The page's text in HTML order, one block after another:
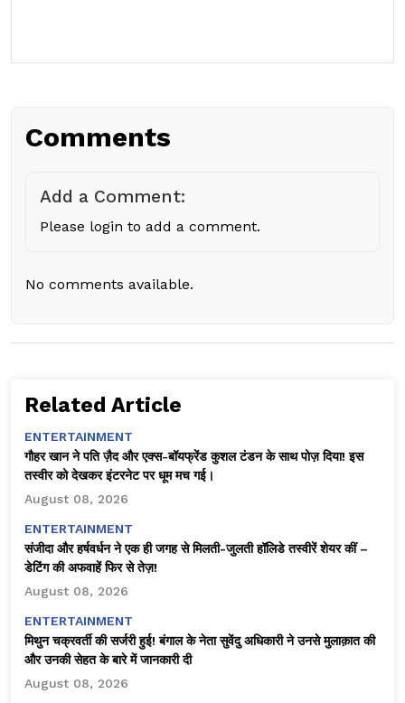
Comments
Add a Comment:
Please login to add a comment.
No comments available.
Related Article
ENTERTAINMENT
गौहर खान ने पति ज़ैद और एक्स-बॉयफ्रेंड कुशल टंडन के साथ पोज़ दिया! इस
तस्वीर को देखकर इंटरनेट पर धूम मच गई।
August 08, 2026
ENTERTAINMENT
संजीदा और हर्षवर्धन ने एक ही जगह से मिलती-जुलती हॉलिडे तस्वीरें शेयर कीं –
डेटिंग की अफवाहें फिर से तेज़!
August 08, 2026
ENTERTAINMENT
मिथुन चक्रवर्ती की सर्जरी हुई! बंगाल के नेता सुवेंदु अधिकारी ने उनसे मुलाक़ात की
और उनकी सेहत के बारे में जानकारी दी
August 08, 2026